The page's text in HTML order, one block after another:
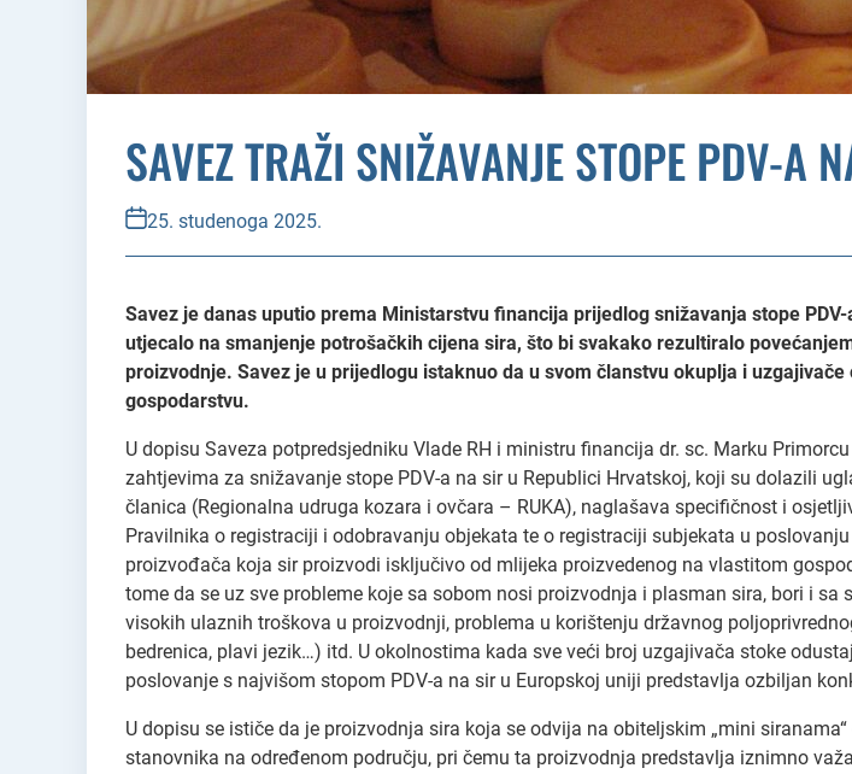
SAVEZ TRAŽI SNIŽAVANJE STOPE PDV-
25. studenoga 2025.
Savez je danas uputio prema Ministarstvu financija prijedlog snižavanja stope
utjecalo na smanjenje potrošačkih cijena sira, što bi svakako rezultiralo
proizvodnje. Savez je u prijedlogu istaknuo da u svom članstvu okuplja i
gospodarstvu.
U dopisu Saveza potpredsjedniku Vlade RH i ministru financija dr. sc. Marku
zahtjevima za snižavanje stope PDV-a na sir u Republici Hrvatskoj, koji su dolazili
članica (Regionalna udruga kozara i ovčara – RUKA), naglašava specifičnost i
Pravilnika o registraciji i odobravanju objekata te o registraciji subjekata u
proizvođača koja sir proizvodi isključivo od mlijeka proizvedenog na vlastitom
tome da se uz sve probleme koje sa sobom nosi proizvodnja i plasman sira, bori i
visokih ulaznih troškova u proizvodnji, problema u korištenju državnog
bedrenica, plavi jezik…) itd. U okolnostima kada sve veći broj uzgajivača stoke
poslovanje s najvišom stopom PDV-a na sir u Europskoj uniji predstavlja ozbiljan
U dopisu se ističe da je proizvodnja sira koja se odvija na obiteljskim „mini
stanovnika na određenom području, pri čemu ta proizvodnja predstavlja iznimno